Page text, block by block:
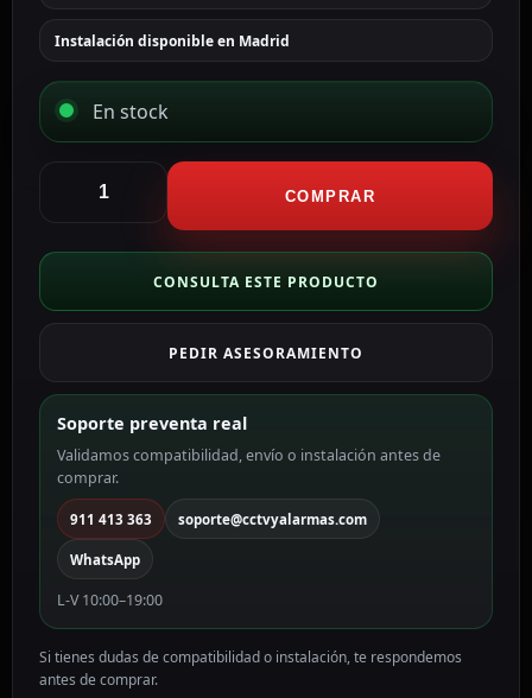
Instalación disponible en Madrid
En stock
Conversor
485
USB
DMT-
USB
cantidad
COMPRAR
CONSULTA ESTE PRODUCTO
PEDIR ASESORAMIENTO
Soporte preventa real
Validamos compatibilidad, envío o instalación antes de
comprar.
911 413 363 soporte@cctvyalarmas.com
WhatsApp
L-V 10:00–19:00
Si tienes dudas de compatibilidad o instalación, te respondemos
antes de comprar.